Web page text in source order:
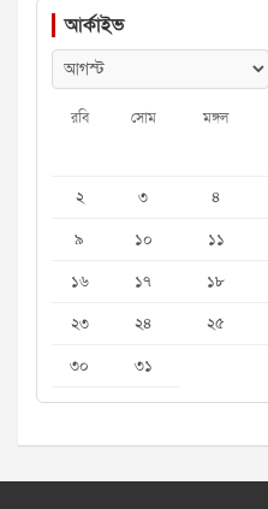
আর্কাইভ
রবি সোম মঙ্গল
২
৩ ৪
৯
১০ ১১
১৬
১৭ ১৮
২৩
২৪ ২৫
৩০
৩১